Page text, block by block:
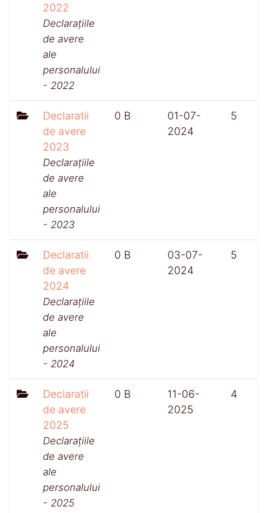
2022
Declarațiile
de avere
ale
personalului
- 2022
Declaratii
de avere
2023
Declarațiile
de avere
ale
personalului
- 2023
0 B
01-07-
2024
5
Declaratii
de avere
2024
Declarațiile
de avere
ale
personalului
- 2024
0 B
03-07-
2024
5
Declaratii
de avere
2025
Declarațiile
de avere
ale
personalului
- 2025
0 B
11-06-
2025
4